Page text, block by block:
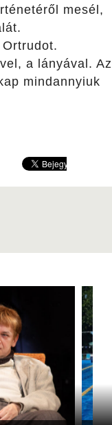
mesél,
a lányával. Az
mindannyiuk